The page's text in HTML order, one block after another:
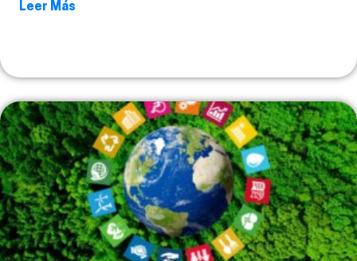
Leer Más